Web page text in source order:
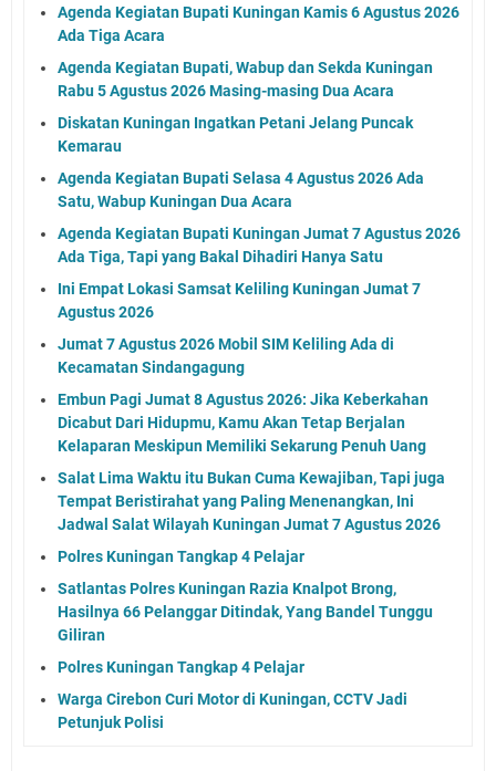
Agenda Kegiatan Bupati Kuningan Kamis 6 Agustus 2026
Ada Tiga Acara
Agenda Kegiatan Bupati, Wabup dan Sekda Kuningan
Rabu 5 Agustus 2026 Masing-masing Dua Acara
Diskatan Kuningan Ingatkan Petani Jelang Puncak
Kemarau
Agenda Kegiatan Bupati Selasa 4 Agustus 2026 Ada
Satu, Wabup Kuningan Dua Acara
Agenda Kegiatan Bupati Kuningan Jumat 7 Agustus 2026
Ada Tiga, Tapi yang Bakal Dihadiri Hanya Satu
Ini Empat Lokasi Samsat Keliling Kuningan Jumat 7
Agustus 2026
Jumat 7 Agustus 2026 Mobil SIM Keliling Ada di
Kecamatan Sindangagung
Embun Pagi Jumat 8 Agustus 2026: Jika Keberkahan
Dicabut Dari Hidupmu, Kamu Akan Tetap Berjalan
Kelaparan Meskipun Memiliki Sekarung Penuh Uang
Salat Lima Waktu itu Bukan Cuma Kewajiban, Tapi juga
Tempat Beristirahat yang Paling Menenangkan, Ini
Jadwal Salat Wilayah Kuningan Jumat 7 Agustus 2026
Polres Kuningan Tangkap 4 Pelajar
Satlantas Polres Kuningan Razia Knalpot Brong,
Hasilnya 66 Pelanggar Ditindak, Yang Bandel Tunggu
Giliran
Polres Kuningan Tangkap 4 Pelajar
Warga Cirebon Curi Motor di Kuningan, CCTV Jadi
Petunjuk Polisi